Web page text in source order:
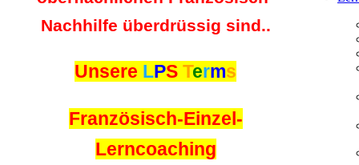
Nachhilfe überdrüssig sind..
Unsere LPS Terms
Französisch-Einzel-
Lerncoaching